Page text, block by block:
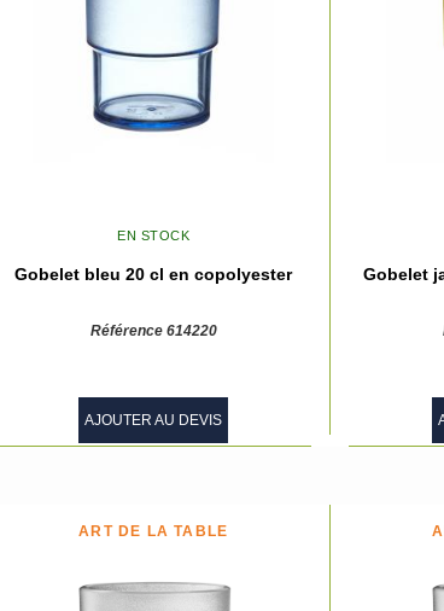
EN STOCK
Gobelet bleu 20 cl en copolyester
Référence 614220
AJOUTER AU DEVIS
Gobelet
ART DE LA TABLE